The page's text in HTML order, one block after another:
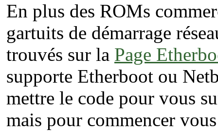
En plus des ROMs
gartuits de démarrage
trouvés sur la Page
supporte Etherboot ou
mettre le code pour vous
mais pour commencer